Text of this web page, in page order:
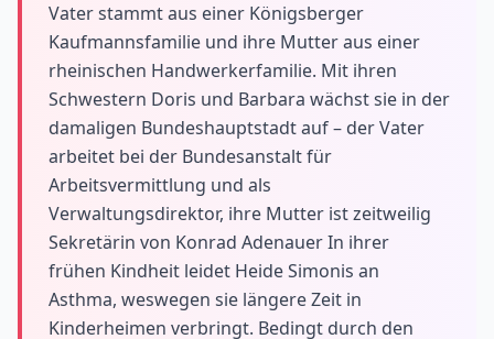
Vater stammt aus einer Königsberger
Kaufmannsfamilie und ihre Mutter aus einer
rheinischen Handwerkerfamilie. Mit ihren
Schwestern Doris und Barbara wächst sie in der
damaligen Bundeshauptstadt auf – der Vater
arbeitet bei der Bundesanstalt für
Arbeitsvermittlung und als
Verwaltungsdirektor, ihre Mutter ist zeitweilig
Sekretärin von Konrad Adenauer In ihrer
frühen Kindheit leidet Heide Simonis an
Asthma, weswegen sie längere Zeit in
Kinderheimen verbringt. Bedingt durch den